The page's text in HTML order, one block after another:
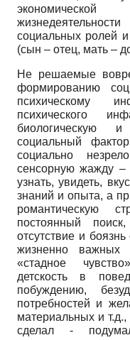
социальных ролей
(сын – отец, мать –
Не решаемые
формированию
психическому
психического
биологическую
социальный
социально
сенсорную жажду –
узнать, увидеть,
знаний и опыта, а
романтическую
постоянный
отсутствие и
жизненно важных
«стадное
детскость в
побуждению,
потребностей и
материальных и
сделал -